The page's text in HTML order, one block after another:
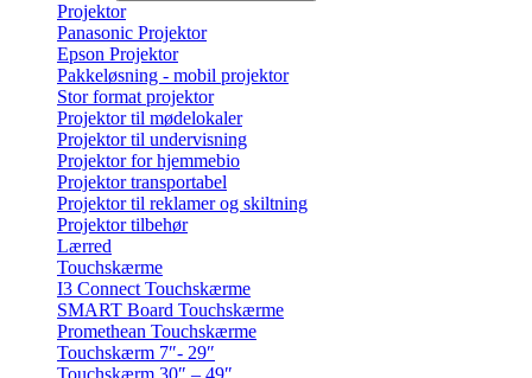
Projektor
Panasonic Projektor
Epson Projektor
Pakkeløsning - mobil projektor
Stor format projektor
Projektor til mødelokaler
Projektor til undervisning
Projektor for hjemmebio
Projektor transportabel
Projektor til reklamer og skiltning
Projektor tilbehør
Lærred
Touchskærme
I3 Connect Touchskærme
SMART Board Touchskærme
Promethean Touchskærme
Touchskærm 7″- 29″
Touchskærm 30″ – 49″